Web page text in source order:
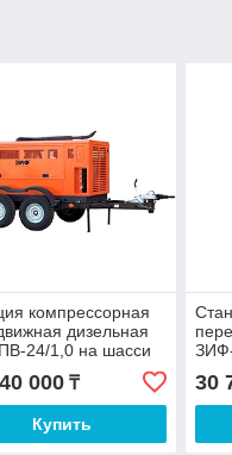
компрессорная
дизельная
24/1,0 на шасси
000₸
Купить
30